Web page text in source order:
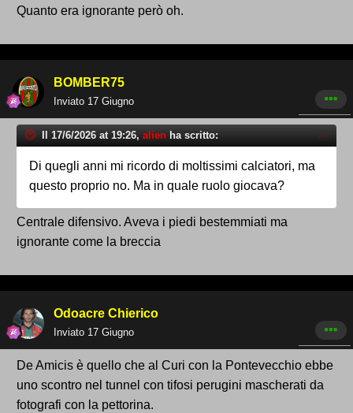
Quanto era ignorante però oh.
BOMBER75
Inviato 17 Giugno
Il 17/6/2026 at 19:26, alien ha scritto:
Di quegli anni mi ricordo di moltissimi calciatori, ma
questo proprio no. Ma in quale ruolo giocava?
Centrale difensivo. Aveva i piedi bestemmiati ma
ignorante come la breccia
Odoacre Chierico
Inviato 17 Giugno
De Amicis è quello che al Curi con la Pontevecchio ebbe
uno scontro nel tunnel con tifosi perugini mascherati da
fotografi con la pettorina.